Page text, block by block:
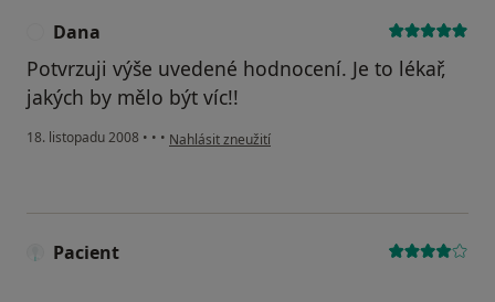
Dana
Potvrzuji výše uvedené hodnocení. Je to lékař,
jakých by mělo být víc!!
18. listopadu 2008 • • • podle názoru uživatele Dana
Nahlásit zneužití
Pacient